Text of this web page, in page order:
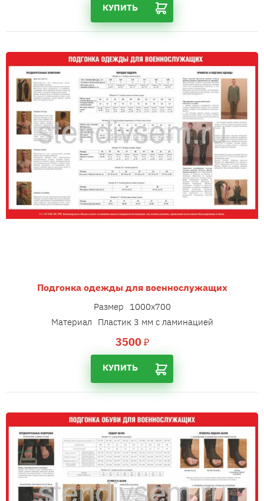
КУПИТЬ
Подгонка одежды для военнослужащих
Размер 1000х700
Материал Пластик 3 мм с ламинацией
3500 ₽
КУПИТЬ